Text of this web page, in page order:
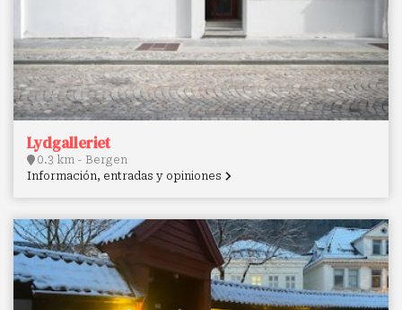
Lydgalleriet
0.3 km - Bergen
Información, entradas y opiniones